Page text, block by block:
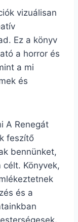
vizuálisan
Ez a könyv
a horror és
a mi
és
A Renegát
feszítő
bennünket,
Könyvek,
és a